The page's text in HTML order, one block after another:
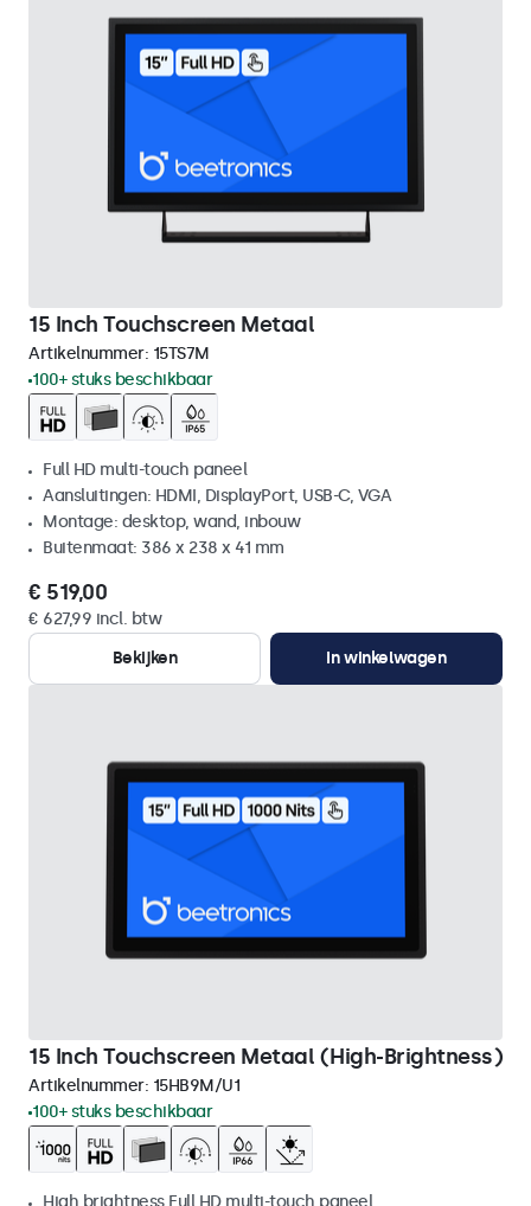
15 Inch Touchscreen Metaal
Artikelnummer: 15TS7M
100+ stuks beschikbaar
Full HD multi-touch paneel
Aansluitingen: HDMI, DisplayPort, USB-C, VGA
Montage: desktop, wand, inbouw
Buitenmaat: 386 x 238 x 41 mm
€ 519,00
€ 627,99 incl. btw
Bekijken
In winkelwagen
15 Inch Touchscreen Metaal (High-Brightness)
Artikelnummer: 15HB9M/U1
100+ stuks beschikbaar
High brightness Full HD multi-touch paneel